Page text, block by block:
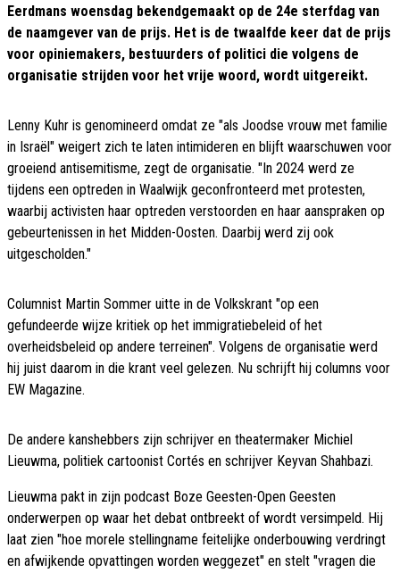
Eerdmans woensdag bekendgemaakt op de 24e sterfdag van
de naamgever van de prijs. Het is de twaalfde keer dat de prijs
voor opiniemakers, bestuurders of politici die volgens de
organisatie strijden voor het vrije woord, wordt uitgereikt.
Lenny Kuhr is genomineerd omdat ze "als Joodse vrouw met familie
in Israël" weigert zich te laten intimideren en blijft waarschuwen voor
groeiend antisemitisme, zegt de organisatie. "In 2024 werd ze
tijdens een optreden in Waalwijk geconfronteerd met protesten,
waarbij activisten haar optreden verstoorden en haar aanspraken op
gebeurtenissen in het Midden-Oosten. Daarbij werd zij ook
uitgescholden."
Columnist Martin Sommer uitte in de Volkskrant "op een
gefundeerde wijze kritiek op het immigratiebeleid of het
overheidsbeleid op andere terreinen". Volgens de organisatie werd
hij juist daarom in die krant veel gelezen. Nu schrijft hij columns voor
EW Magazine.
De andere kanshebbers zijn schrijver en theatermaker Michiel
Lieuwma, politiek cartoonist Cortés en schrijver Keyvan Shahbazi.
Lieuwma pakt in zijn podcast Boze Geesten-Open Geesten
onderwerpen op waar het debat ontbreekt of wordt versimpeld. Hij
laat zien "hoe morele stellingname feitelijke onderbouwing verdringt
en afwijkende opvattingen worden weggezet" en stelt "vragen die